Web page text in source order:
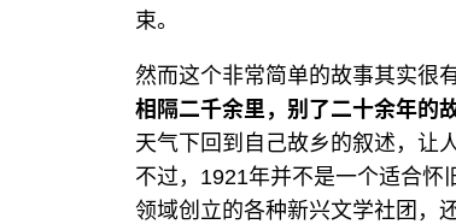
束。
然而这个非常简单的故事其实很
相隔二千余里，别了二十余年的
天气下回到自己故乡的叙述，让
不过，1921年并不是一个适合怀
领域创立的各种新兴文学社团，